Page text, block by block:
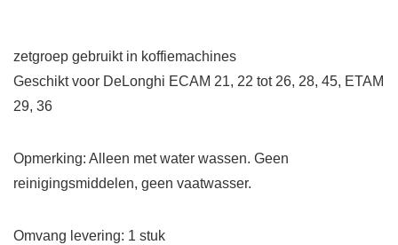
zetgroep gebruikt in koffiemachines
Geschikt voor DeLonghi ECAM 21, 22 tot 26, 28, 45, ETAM
29, 36
Opmerking: Alleen met water wassen. Geen
reinigingsmiddelen, geen vaatwasser.
Omvang levering: 1 stuk